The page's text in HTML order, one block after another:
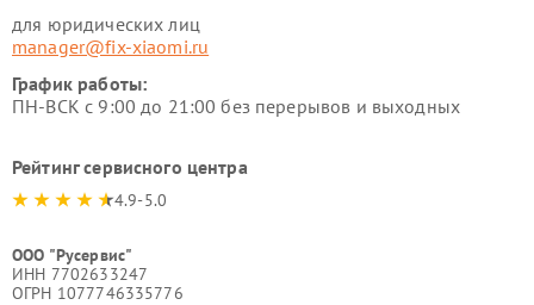
для юридических лиц
manager@fix-xiaomi.ru
График работы:
ПН-ВСК с 9:00 до 21:00 без перерывов и выходных
Рейтинг сервисного центра
4.9-5.0
ООО "Русервис"
ИНН 7702633247
ОГРН 1077746335776